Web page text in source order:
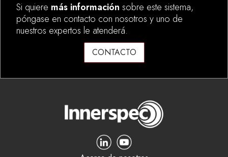
Si quiere más información sobre este sistema,
póngase en contacto con nosotros y uno de
nuestros expertos le atenderá.
CONTACTO